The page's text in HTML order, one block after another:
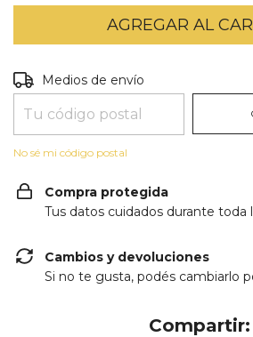
Entregas para el CP:
Medios de envío
No sé mi código postal
Compra protegida
Tus datos cuidados durante toda
Cambios y devoluciones
Si no te gusta, podés cambiarlo
Compartir: